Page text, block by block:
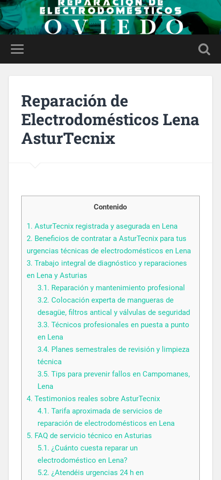
Reparación de
Electrodomésticos Lena
AsturTecnix
Contenido
1. AsturTecnix registrada y asegurada en Lena
2. Beneficios de contratar a AsturTecnix para tus
urgencias técnicas de electrodomésticos en Lena
3. Trabajo integral de diagnóstico y reparaciones
en Lena y Asturias
3.1. Reparación y mantenimiento profesional
3.2. Colocación experta de mangueras de
desagüe, filtros antical y válvulas de seguridad
3.3. Técnicos profesionales en puesta a punto
en Lena
3.4. Planes semestrales de revisión y limpieza
técnica
3.5. Tips para prevenir fallos en Campomanes,
Lena
4. Testimonios reales sobre AsturTecnix
4.1. Tarifa aproximada de servicios de
reparación de electrodomésticos en Lena
5. FAQ de servicio técnico en Asturias
5.1. ¿Cuánto cuesta reparar un
electrodoméstico en Lena?
5.2. ¿Atendéis urgencias 24 h en